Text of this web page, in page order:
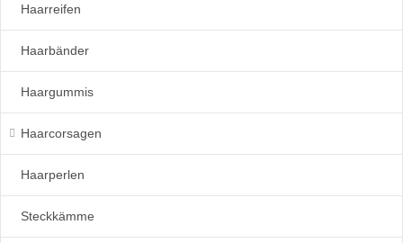
Haarreifen
Haarbänder
Haargummis
Haarcorsagen
Haarperlen
Steckkämme